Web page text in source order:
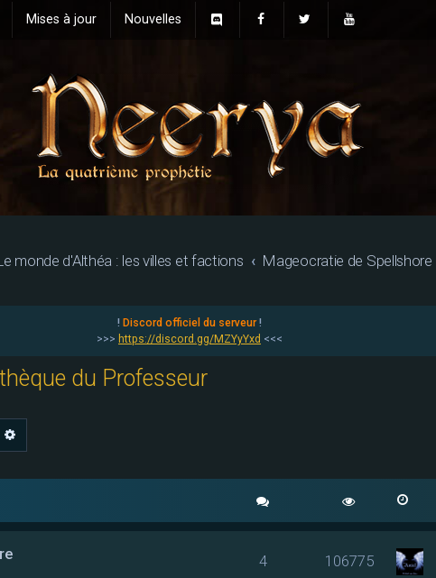
Mises à jour Nouvelles
monde d'Althéa : les villes et factions Mageocratie de Spellshore
! Discord officiel du serveur!
>>> https://discord.gg/MZYyYxd <<<
du Professeur
4 106775